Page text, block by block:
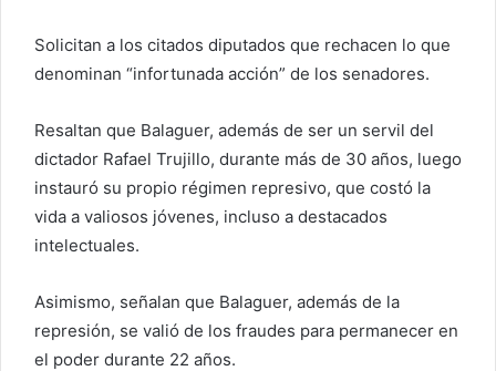
Solicitan a los citados diputados que rechacen lo que
denominan “infortunada acción” de los senadores.
Resaltan que Balaguer, además de ser un servil del
dictador Rafael Trujillo, durante más de 30 años, luego
instauró su propio régimen represivo, que costó la
vida a valiosos jóvenes, incluso a destacados
intelectuales.
Asimismo, señalan que Balaguer, además de la
represión, se valió de los fraudes para permanecer en
el poder durante 22 años.